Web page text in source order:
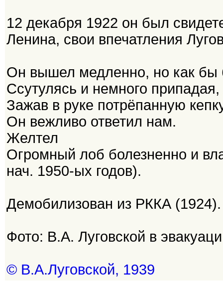
12 декабря 1922 он был
Ленина, свои впечатления
Он вышел медленно, но как бы
Ссутулясь и немного припадая,
Зажав в руке потрёпанную
Он вежливо ответил нам.
Желтел
Огромный лоб болезненно и
нач. 1950-ых годов).
Демобилизован из РККА (1924).
Фото: В.А. Луговской в
© В.А.Луговской, 1939